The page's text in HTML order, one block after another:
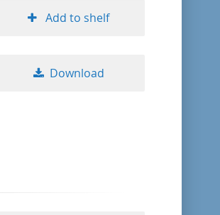
title ascending
Add to shelf
Download